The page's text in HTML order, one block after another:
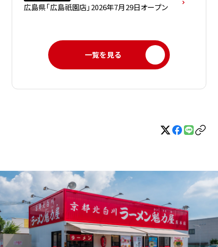
広島県「広島祇園店」2026年7月29日オープン
一覧を見る